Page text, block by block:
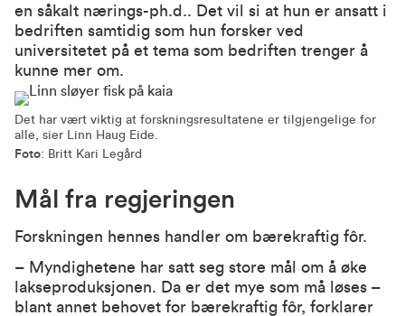
en såkalt nærings-ph.d.. Det vil si at hun er ansatt i
bedriften samtidig som hun forsker ved
universitetet på et tema som bedriften trenger å
kunne mer om.
Det har vært viktig at forskningsresultatene er tilgjengelige for
alle, sier Linn Haug Eide.
Foto: Britt Kari Legård
Mål fra regjeringen
Forskningen hennes handler om bærekraftig fôr.
– Myndighetene har satt seg store mål om å øke
lakseproduksjonen. Da er det mye som må løses –
blant annet behovet for bærekraftig fôr, forklarer